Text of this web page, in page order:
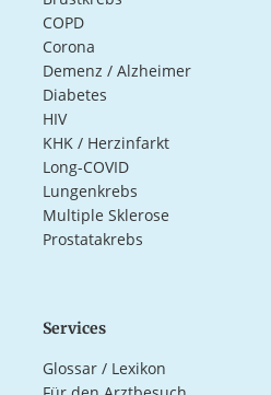
COPD
Corona
Demenz / Alzheimer
Diabetes
HIV
KHK / Herzinfarkt
Long-COVID
Lungenkrebs
Multiple Sklerose
Prostatakrebs
Services
Glossar / Lexikon